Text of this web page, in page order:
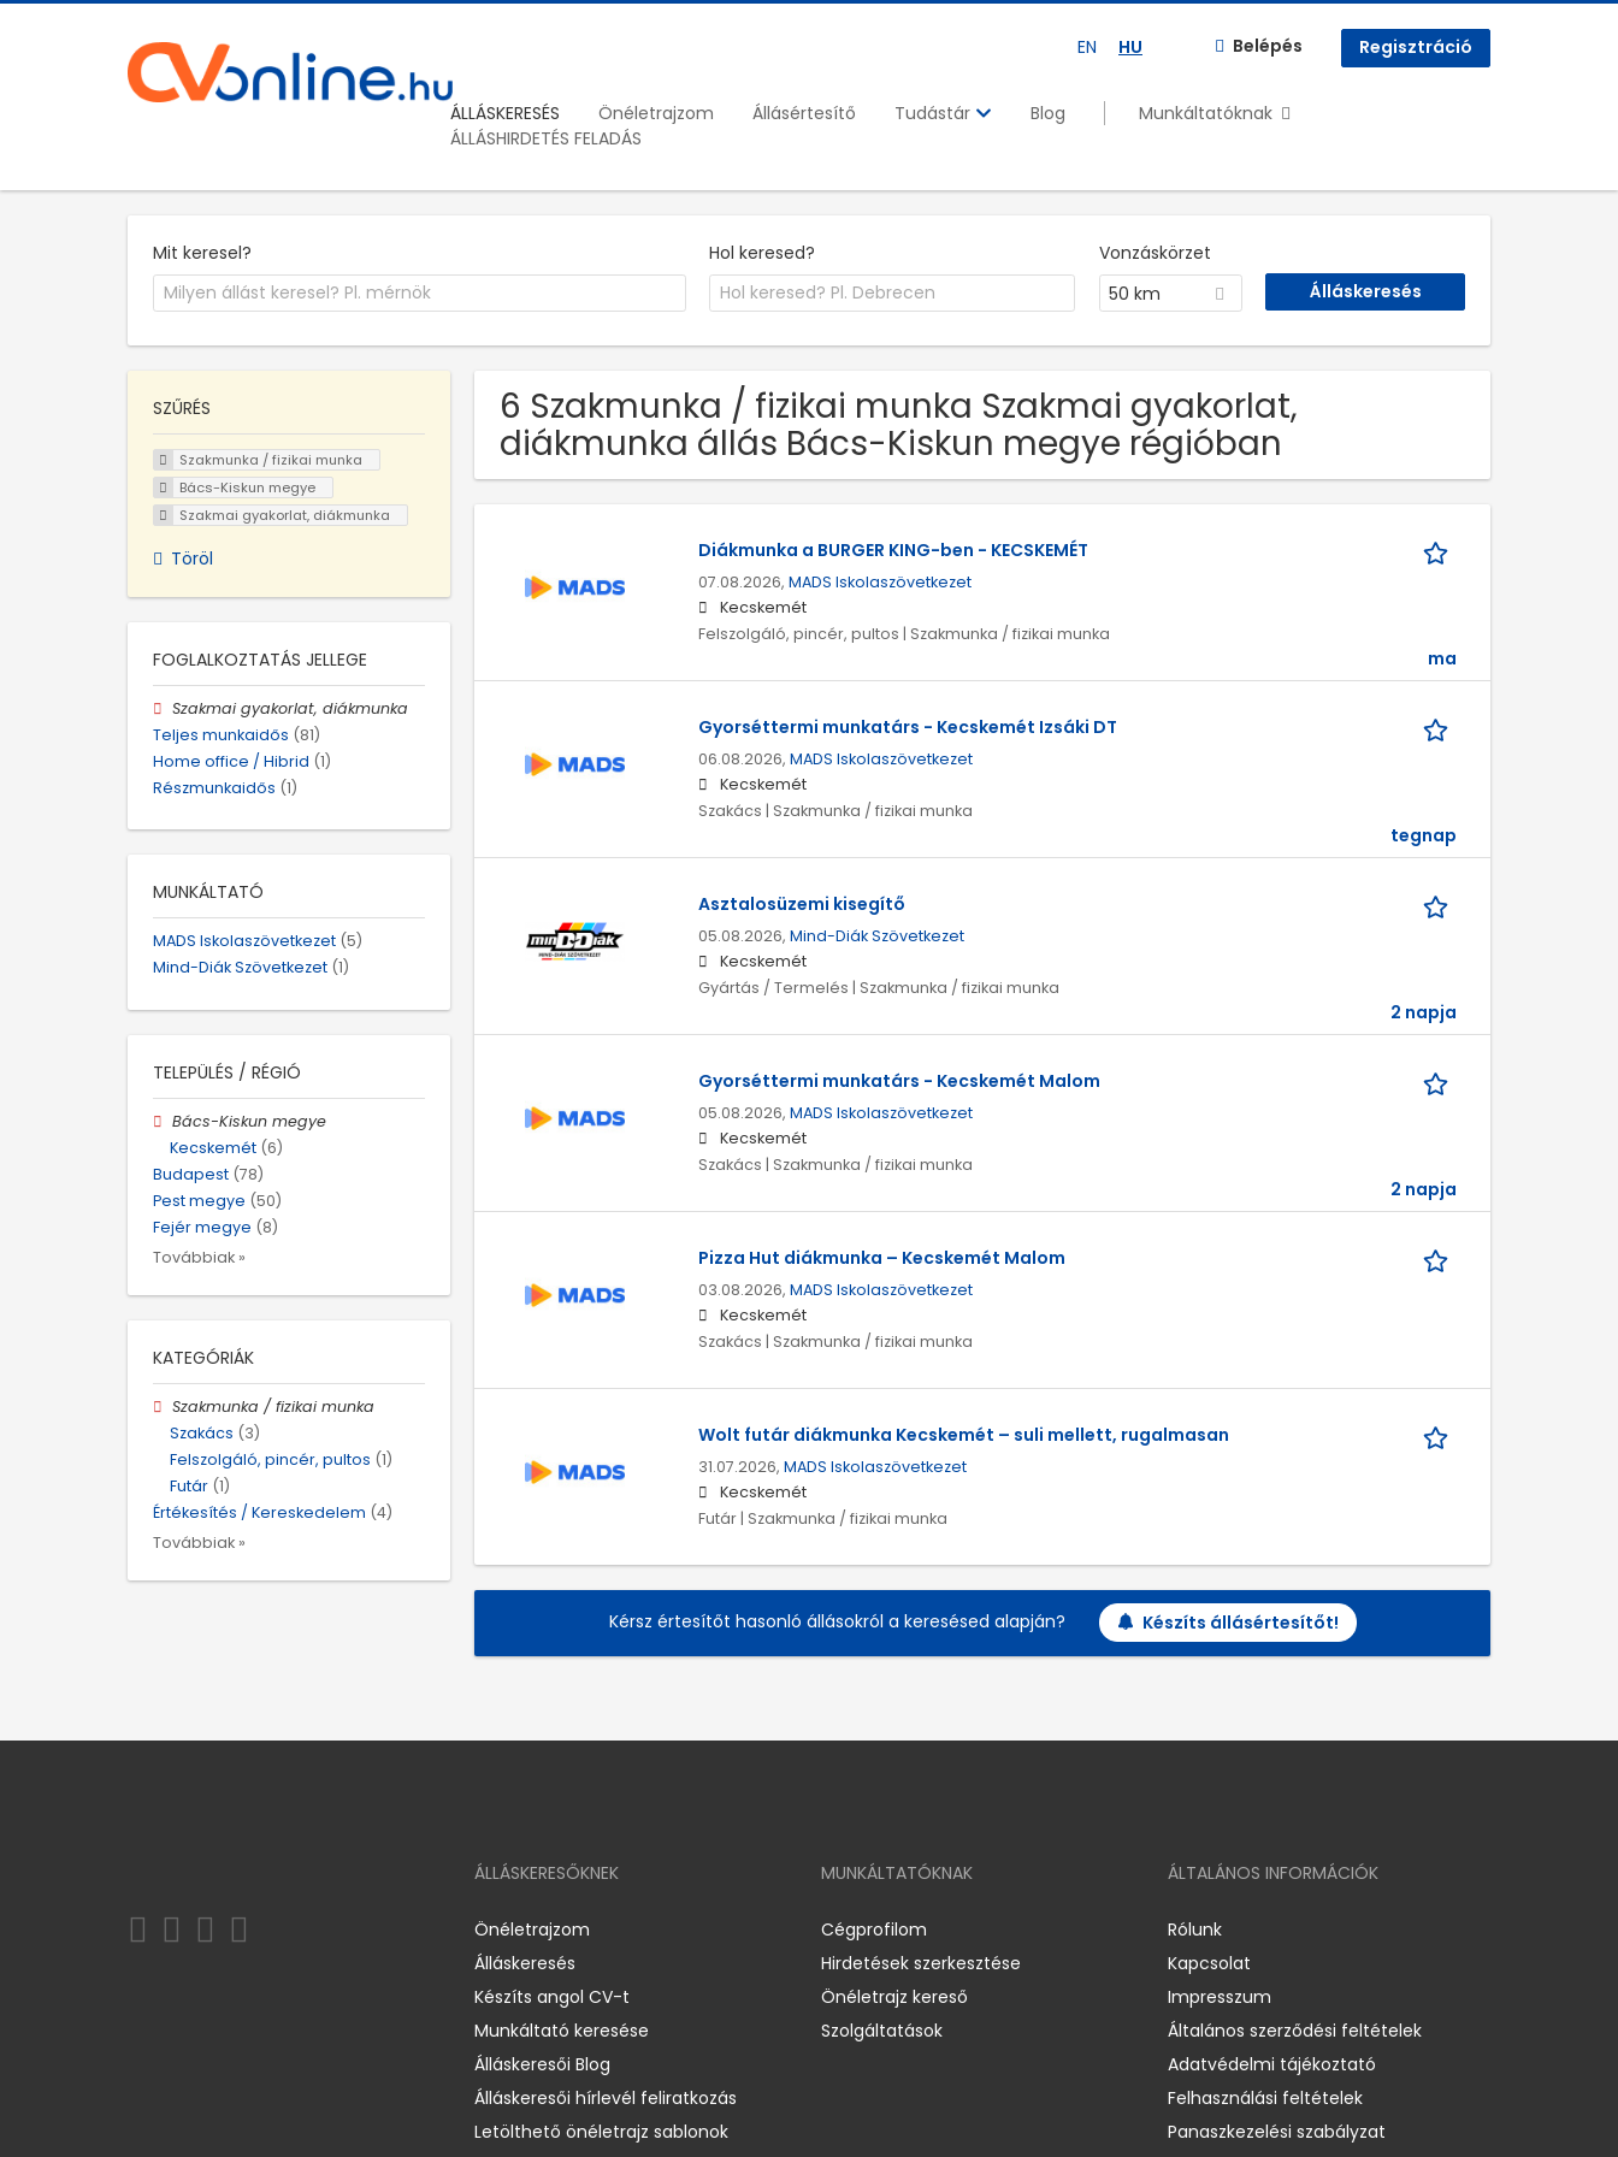
EN HU Belépés Regisztráció
ÁLLÁSKERESÉS Önéletrajzom Állásértesítő Tudástár Blog
Munkáltatóknak
ÁLLÁSHIRDETÉS FELADÁS
Mit keresel? Hol keresed?
Vonzáskörzet
50 km
6 Szakmunka / fizikai munka Szakmai gyakorlat,
diákmunka állás Bács-Kiskun megye régióban
Diákmunka a BURGER KING-ben - KECSKEMÉT
07.08.2026, MADS Iskolaszövetkezet
Kecskemét
Felszolgáló, pincér, pultos | Szakmunka / fizikai munka
ma
Gyorséttermi munkatárs - Kecskemét Izsáki DT
06.08.2026, MADS Iskolaszövetkezet
Kecskemét
Szakács | Szakmunka / fizikai munka
tegnap
Asztalosüzemi kisegítő
05.08.2026, Mind-Diák Szövetkezet
Kecskemét
Gyártás / Termelés | Szakmunka / fizikai munka
2 napja
Gyorséttermi munkatárs - Kecskemét Malom
05.08.2026, MADS Iskolaszövetkezet
Kecskemét
Szakács | Szakmunka / fizikai munka
2 napja
Pizza Hut diákmunka – Kecskemét Malom
03.08.2026, MADS Iskolaszövetkezet
Kecskemét
Szakács | Szakmunka / fizikai munka
Wolt futár diákmunka Kecskemét – suli mellett, rugalmasan
31.07.2026, MADS Iskolaszövetkezet
Kecskemét
Futár | Szakmunka / fizikai munka
Kérsz értesítőt hasonló állásokról a keresésed alapján? Készíts állásértesítőt!
SZŰRÉS
Szakmunka / fizikai munka
Bács-Kiskun megye
Szakmai gyakorlat, diákmunka
Töröl
FOGLALKOZTATÁS JELLEGE
Szakmai gyakorlat, diákmunka
Teljes munkaidős (81)
Home office / Hibrid (1)
Részmunkaidős (1)
MUNKÁLTATÓ
MADS Iskolaszövetkezet (5)
Mind-Diák Szövetkezet (1)
TELEPÜLÉS / RÉGIÓ
Bács-Kiskun megye
Kecskemét (6)
Budapest (78)
Pest megye (50)
Fejér megye (8)
Továbbiak »
KATEGÓRIÁK
Szakmunka / fizikai munka
Szakács (3)
Felszolgáló, pincér, pultos (1)
Futár (1)
Értékesítés / Kereskedelem (4)
Továbbiak »
ÁLLÁSKERESŐKNEK
Önéletrajzom
Álláskeresés
Készíts angol CV-t
Munkáltató keresése
Álláskeresői Blog
Álláskeresői hírlevél feliratkozás
Letölthető önéletrajz sablonok
MUNKÁLTATÓKNAK
Cégprofilom
Hirdetések szerkesztése
Önéletrajz kereső
Szolgáltatások
ÁLTALÁNOS INFORMÁCIÓK
Rólunk
Kapcsolat
Impresszum
Általános szerződési feltételek
Adatvédelmi tájékoztató
Felhasználási feltételek
Panaszkezelési szabályzat